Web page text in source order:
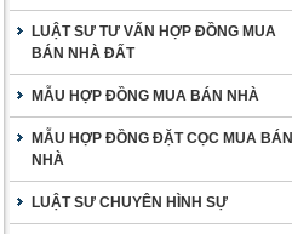
LUẬT SƯ TƯ VẤN HỢP ĐỒNG MUA
BÁN NHÀ ĐẤT
MẪU HỢP ĐỒNG MUA BÁN NHÀ
MẪU HỢP ĐỒNG ĐẶT CỌC MUA BÁN
NHÀ
LUẬT SƯ CHUYÊN HÌNH SỰ